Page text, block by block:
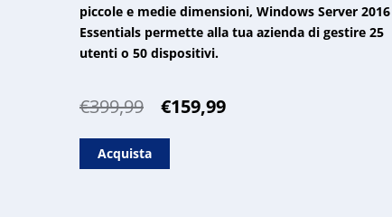
piccole e medie dimensioni, Windows Server 2016
Essentials permette alla tua azienda di gestire 25
utenti o 50 dispositivi.
€399,99
Il
originale
era:
€159,99Il
Acquista